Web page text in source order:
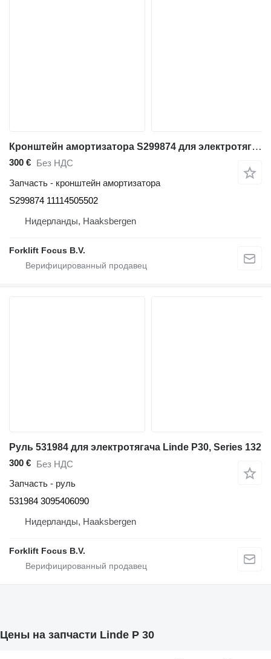
Кронштейн амортизатора S299874 для электротягача Linde P30, Series 132
300 €
Без НДС
Запчасть - кронштейн амортизатора
S299874 11114505502
Нидерланды, Haaksbergen
Forklift Focus B.V.
Руль 531984 для электротягача Linde P30, Series 132
300 € Без НДС
Запчасть - руль
531984 3095406090
Нидерланды, Haaksbergen
Forklift Focus B.V.
Цены на запчасти Linde P 30